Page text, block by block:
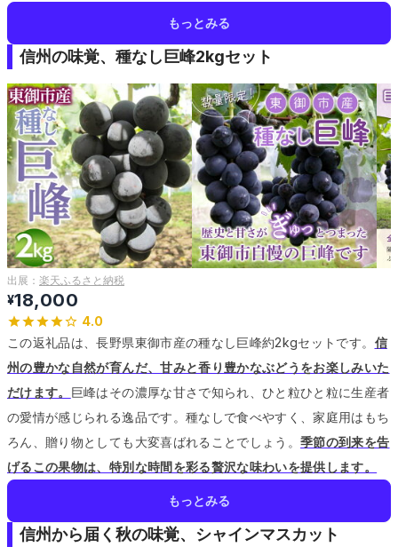
もっとみる
信州の味覚、種なし巨峰2kgセット
出展： 楽天ふるさと納税
¥18,000
4.0
この返礼品は、長野県東御市産の種なし巨峰約2kgセットです。 信
州の豊かな自然が育んだ、甘みと香り豊かなぶどうをお楽しみいた
だけます。 巨峰はその濃厚な甘さで知られ、ひと粒ひと粒に生産者
の愛情が感じられる逸品です。 種なしで食べやすく、家庭用はもち
ろん、贈り物としても大変喜ばれることでしょう。季節の到来を告
げるこの果物は、特別な時間を彩る贅沢な味わいを提供します。
もっとみる
信州から届く秋の味覚、シャインマスカット